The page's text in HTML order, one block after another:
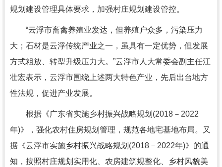
规划建设管理具体要求，加强村庄规划建设管控。
“云浮市畜禽养殖业发达，但养殖户众多，污染压力
大；石材是云浮传统产业之一，虽具有一定优势，但发展
方式粗放、转型升级压力大。”云浮市人大常委会副主任江
壮宏表示，云浮市围绕上述两大特色产业，先后出台地方
性法规，促进产业发展。
根据《广东省实施乡村振兴战略规划(2018－2022
年)》，强化农村住房规划管理，规范各地宅基地布局。又
据《云浮市实施乡村振兴战略规划(2018－2022年)》的通
知，按照村庄规划实用化、农房建筑规整化、乡村风貌美